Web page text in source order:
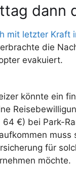
dann
mit letzter Kraft
die
evakuiert.
könnte ein
€) bei Park-
für
möchte.